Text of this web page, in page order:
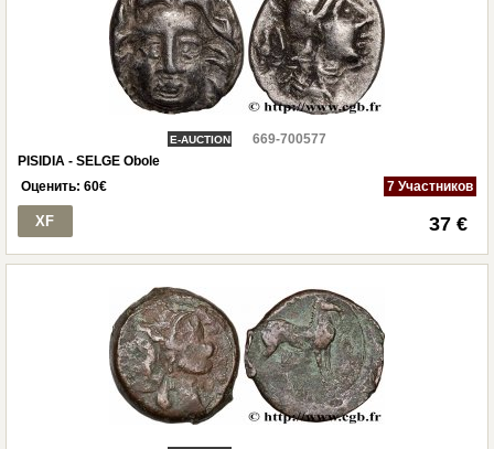
E-AUCTION
669-700577
PISIDIA - SELGE Obole
Оценить: 60€ 7 Участников
XF 37 €